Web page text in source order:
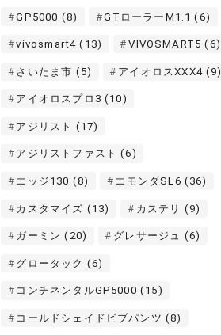
GP5000 (8) GTローラーM1.1 (6)
vivosmart4 (13) VIVOSMART5 (6)
さいたま市 (5) アイオロスXXX4(9)
アイオロスプロ3 (10)
アジリスト (17)
アジリストファスト (6)
エッジ130 (8) エモンダSL6 (36)
カスタマイズ (13) カステリ (9)
ガーミン (20) グレサージュ (6)
グロータック (6)
コンチネンタルGP5000 (15)
コールドシェイドビブパンツ (8)